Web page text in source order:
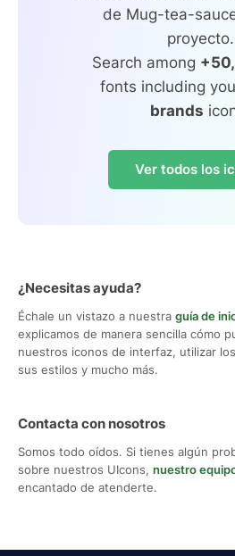
de Mug-tea-
proyecto.
Search among
fonts including
brands
Ver todos los
¿Necesitas ayuda?
Échale un vistazo a nuestra guía de
explicamos de manera sencilla cómo
nuestros iconos de interfaz, utilizar
sus estilos y mucho más.
Contacta con nosotros
Somos todo oídos. Si tienes algún
sobre nuestros UIcons, nuestro
encantado de atenderte.